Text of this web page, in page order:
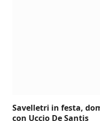
Savelletri in festa,
con Uccio De Santis